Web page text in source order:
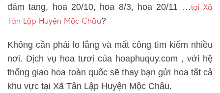
đám tang, hoa 20/10, hoa 8/3, hoa 20/11 …tại Xã
Tân Lập Huyện Mộc Châu?
Không cần phải lo lắng và mất công tìm kiếm nhiều
nơi. Dịch vụ hoa tươi của hoaphuquy.com , với hệ
thống giao hoa toàn quốc sẽ thay bạn gửi hoa tất cả
khu vực tại Xã Tân Lập Huyện Mộc Châu.